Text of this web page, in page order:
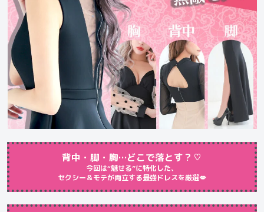
背中・脚・胸…どこで落とす？♡
今回は“魅せる”に特化した、
セクシー＆モテが両立する最強ドレスを厳選💋